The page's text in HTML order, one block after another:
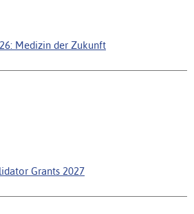
Medizin der Zukunft
Grants 2027